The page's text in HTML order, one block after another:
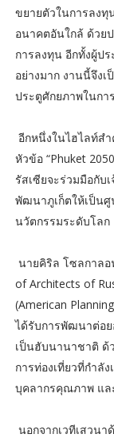
ขยายตัวในการลงทุ
อนาคตอันใกล้ ด้วย
การลงทุน อีกทั้งผู้ป
อย่างมาก งานนี้จึง
ประตูศักยภาพในกา
อีกหนึ่งในไฮไลท์ส
หัวข้อ “Phuket
รัสเซียจะร่วมมือกับ
พัฒนาภูเก็ตให้เป็นศู
นวัตกรรมระดับโลก
นายคิริล โซลกาล
of Architects of
(American
ได้รับการพัฒนาต่อย
เป็นฮับนานาชาติ ด้
การท่องเที่ยวที่กำลั
บุคลากรคุณภาพ แล
นอกจากเวทีเสวน